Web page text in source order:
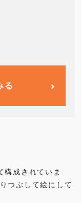
る ›
成されていま
つぶして絵にして